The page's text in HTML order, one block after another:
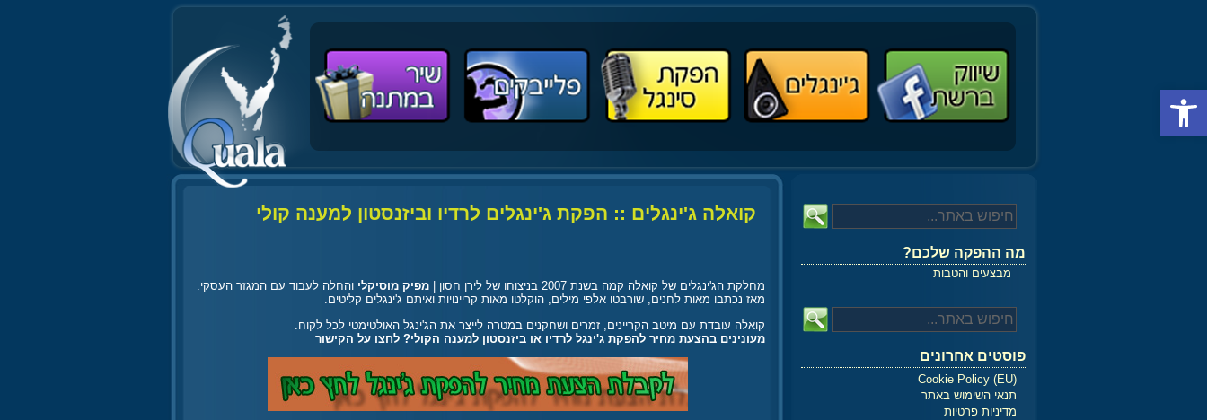
פתח סרגל נגישות
קואלה ג'ינגלים :: הפקת ג'ינגלים לרדיו וביזנסטון למענה קולי
מחלקת הג'ינגלים של קואלה קמה בשנת 2007 בניצוחו של לירן חסון | מפיק מוסיקלי והחלה לעבוד עם המגזר העסקי.
מאז נכתבו מאות לחנים, שורבטו אלפי מילים, הוקלטו מאות קריינויות ואיתם ג'ינגלים קליטים.
קואלה עובדת עם מיטב הקריינים, זמרים ושחקנים במטרה לייצר את הג'ינגל האולטימטי לכל לקוח.
מעונינים בהצעת מחיר להפקת ג'ינגל לרדיו או ביזנסטון למענה הקולי? לחצו על הקישור
מה ההפקה שלכם?
מבצעים והטבות
פוסטים אחרונים
Cookie Policy (EU)
תנאי השימוש באתר
מדיניות פרטיות